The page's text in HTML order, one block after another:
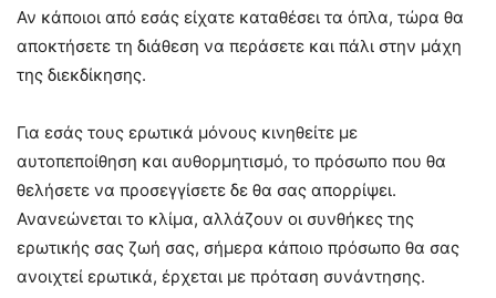
Αν κάποιοι από εσάς είχατε καταθέσει τα όπλα, τώρα θα
αποκτήσετε τη διάθεση να περάσετε και πάλι στην μάχη
της διεκδίκησης.
Για εσάς τους ερωτικά μόνους κινηθείτε με
αυτοπεποίθηση και αυθορμητισμό, το πρόσωπο που θα
θελήσετε να προσεγγίσετε δε θα σας απορρίψει.
Ανανεώνεται το κλίμα, αλλάζουν οι συνθήκες της
ερωτικής σας ζωή σας, σήμερα κάποιο πρόσωπο θα σας
ανοιχτεί ερωτικά, έρχεται με πρόταση συνάντησης.